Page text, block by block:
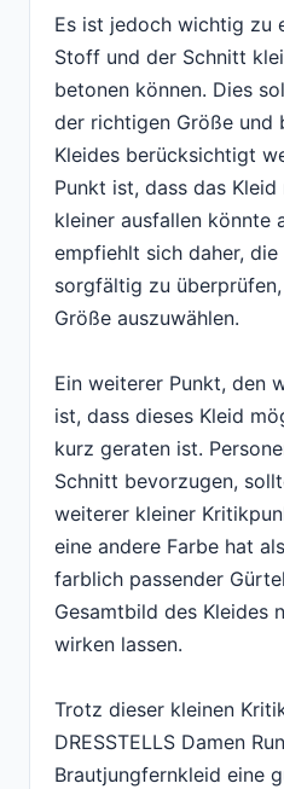
Es ist jedoch wichtig zu
Stoff und der Schnitt
betonen können. Dies
der richtigen Größe und
Kleides berücksichtigt
Punkt ist, dass das
kleiner ausfallen könnte
empfiehlt sich daher, die
sorgfältig zu
Größe auszuwählen.
Ein weiterer Punkt, den
ist, dass dieses Kleid
kurz geraten ist.
Schnitt bevorzugen,
weiterer kleiner
eine andere Farbe hat
farblich passender
Gesamtbild des Kleides
wirken lassen.
Trotz dieser kleinen
DRESSTELLS Damen
Brautjungfernkleid eine